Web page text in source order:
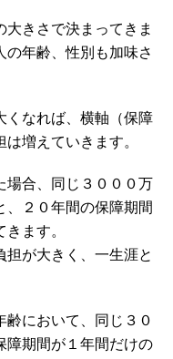
きさで決まってきま
年齢、性別も加味さ
くなれば、横軸（保障
増えていきます。
場合、同じ３０００万
、２０年間の保障期間
ます。
担が大きく、一生涯と
において、同じ３０
障期間が１年間だけの